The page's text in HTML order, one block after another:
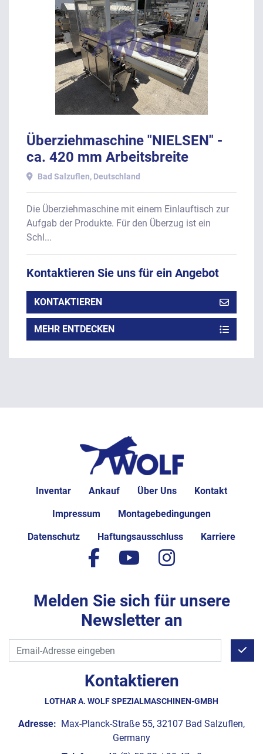
Überziehmaschine "NIELSEN" -
ca. 420 mm Arbeitsbreite
Bad Salzuflen, Deutschland
Die Überziehmaschine mit einem Einlauftisch zur
Aufgab der Produkte. Für den Überzug ist ein
Schl...
Kontaktieren Sie uns für ein Angebot
KONTAKTIEREN
MEHR ENTDECKEN
Inventar Ankauf Über Uns Kontakt
Impressum Montagebedingungen
Datenschutz Haftungsausschluss Karriere
Kontaktieren
LOTHAR A. WOLF SPEZIALMASCHINEN-GMBH
Adresse: Max-Planck-Straße 55, 32107 Bad Salzuflen,
Germany
facebook
youtubeinstagram
Melden Sie sich für unsere
Newsletter an